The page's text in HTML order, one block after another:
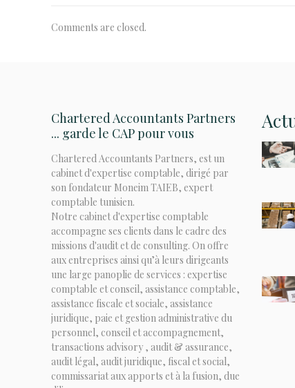
Comments are closed.
Chartered Accountants Partners
... garde le CAP pour vous
Chartered Accountants Partners, est un
cabinet d'expertise comptable, dirigé par
son fondateur Moneim TAIEB, expert
comptable tunisien.
Notre cabinet d'expertise comptable
accompagne ses clients dans le cadre des
missions d'audit et de consulting. On offre
aux entreprises ainsi qu’à leurs dirigeants
une large panoplie de services : expertise
comptable et conseil, assistance comptable,
assistance fiscale et sociale, assistance
juridique, paie et gestion administrative du
personnel, conseil et accompagnement,
transactions advisory , audit & assurance,
audit légal, audit juridique, fiscal et social,
commissariat aux apports et à la fusion, due